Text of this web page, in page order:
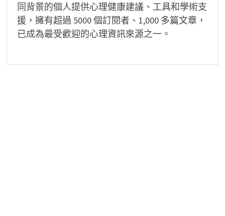
同背景的個人提供心理健康建議、工具和學術支
援，擁有超過 5000 個訂閱者、1,000 多篇文章，
已成為最受歡迎的心理資訊來源之一。